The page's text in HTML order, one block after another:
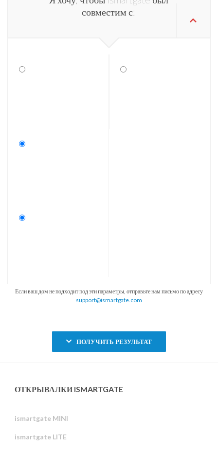
совместим с:
Если ваш дом не подходит под эти параметры, отправьте нам письмо по адресу
support@ismartgate.com
ПОЛУЧИТЬ РЕЗУЛЬТАТ
ОТКРЫВАЛКИ ISMARTGATE
ismartgate MINI
ismartgate LITE